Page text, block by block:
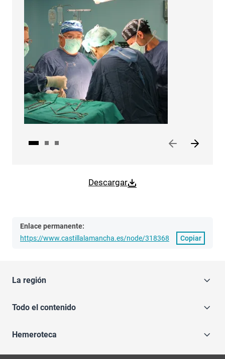
Descargar
Enlace permanente:
https://www.castillalamancha.es/node/318368
Copiar
La región
Todo el contenido
Hemeroteca